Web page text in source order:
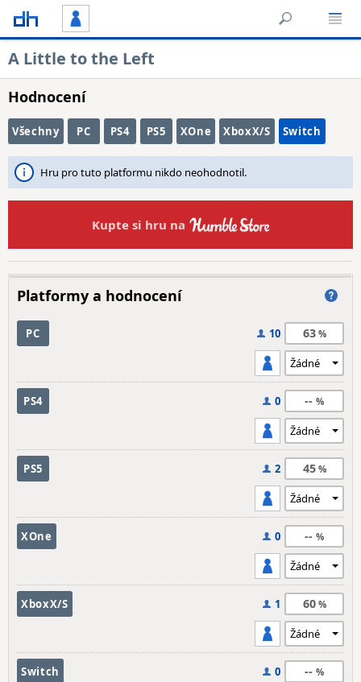
A Little to the Left
Hodnocení
Všechny PC PS4 PS5 XOne XboxX/S Switch
Hru pro tuto platformu nikdo neohodnotil.
Kupte si hru na
Platformy a hodnocení
PC 10 63
PS4 0 --
PS5 2 45
XOne 0 --
XboxX/S 1 60
Switch 0 --